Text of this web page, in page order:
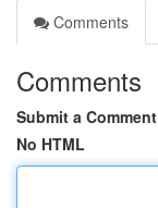
Comments
Comments
Submit a Comment
No HTML